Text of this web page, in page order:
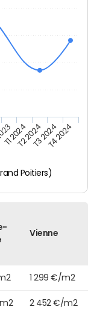
Poitiers)
T1 2024T2 2024T3 2024T4 2024
Vienne
1 299 €/m2
2 452 €/m2